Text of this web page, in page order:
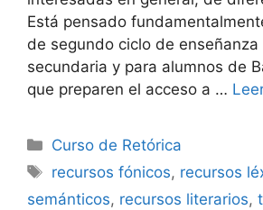
Está pensado
de segundo ciclo de enseñanza
secundaria y para alumnos de
que preparen el acceso a …
Categorías
Curso de Retórica
Etiquetas
recursos fónicos, recursos
semánticos, recursos literarios,